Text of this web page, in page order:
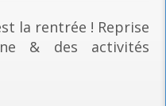
la rentrée ! Reprise
& des activités